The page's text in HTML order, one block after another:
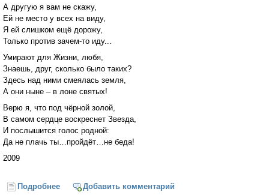
А другую я вам не скажу,
Ей не место у всех на виду,
Я ей слишком ещё дорожу,
Только против зачем-то иду...
Умирают для Жизни, любя,
Знаешь, друг, сколько было таких?
Здесь над ними смеялась земля,
А они ныне – в лоне святых!
Верю я, что под чёрной золой,
В самом сердце воскреснет Звезда,
И послышится голос родной:
Да не плачь ты…пройдёт…не беда!
2009
Подробнее о Умирают для Жизни, любя..
Добавить комментарий